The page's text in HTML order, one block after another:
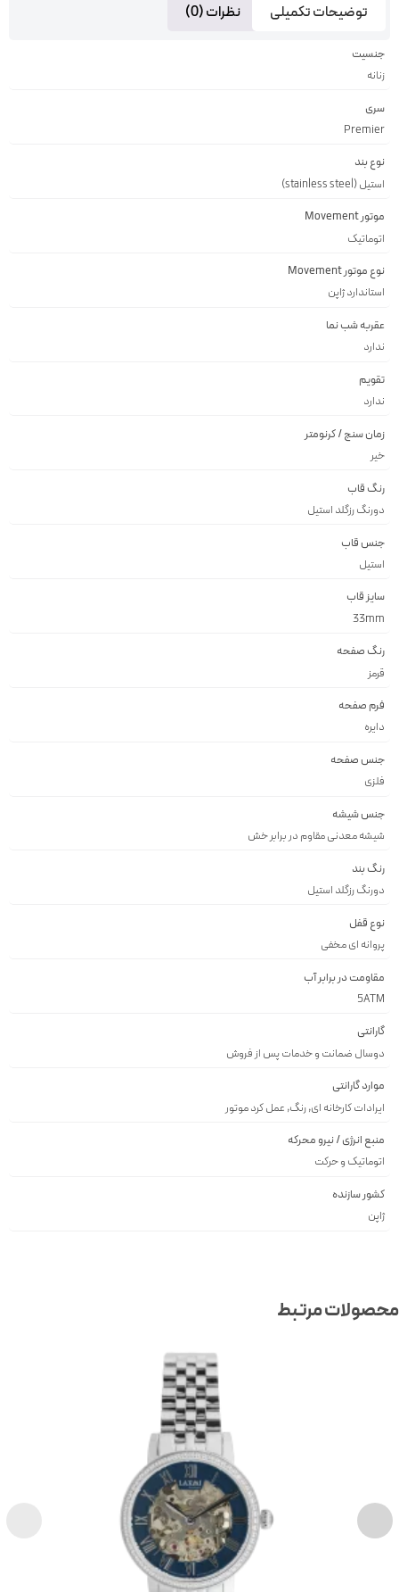
توضیحات تکمیلی نظرات (0)
جنسیت
زنانه
سری
Premier
نوع بند
استیل (stainless steel)
موتور Movement
اتوماتیک
نوع موتور Movement
استاندارد ژاپن
عقربه شب نما
ندارد
تقویم
ندارد
زمان سنج / کرنومتر
خیر
رنگ قاب
دورنگ رزگلد استيل
جنس قاب
استيل
سایز قاب
33mm
رنگ صفحه
قرمز
فرم صفحه
دايره
جنس صفحه
فلزى
جنس شیشه
شيشه معدنى مقاوم در برابر خش
رنگ بند
دورنگ رزگلد استيل
نوع قفل
پروانه اى مخفى
مقاومت در برابر آب
5ATM
گارانتی
دوسال ضمانت و خدمات پس از فروش
موارد گارانتی
ایرادات کارخانه ای, رنگ, عمل کرد موتور
منبع انرژی / نیرو محرکه
اتوماتیک و حرکت
کشور سازنده
ژاپن
مرتبط